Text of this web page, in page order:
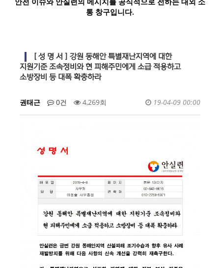
통 창구입니다.
[ 성 명 서 ] 강원 동해안 특별재난지역에 대한
지원기준 조속정비와 현 피해주민에게 소급 적용하고
소방장비 등 대폭 확충하라
권태근 0건 4,269회 19-04-09 00:00